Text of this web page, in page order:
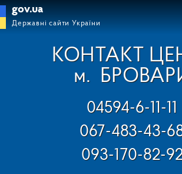
gov.ua
Державні сайти України
КОНТАКТ
м.
04594-6-11-11
067-483-43-
093-170-82-